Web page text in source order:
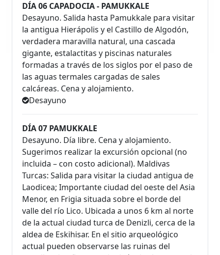
DÍA 06 CAPADOCIA - PAMUKKALE
Desayuno. Salida hasta Pamukkale para visitar
la antigua Hierápolis y el Castillo de Algodón,
verdadera maravilla natural, una cascada
gigante, estalactitas y piscinas naturales
formadas a través de los siglos por el paso de
las aguas termales cargadas de sales
calcáreas. Cena y alojamiento.
Desayuno
DÍA 07 PAMUKKALE
Desayuno. Día libre. Cena y alojamiento.
Sugerimos realizar la excursión opcional (no
incluida – con costo adicional). Maldivas
Turcas: Salida para visitar la ciudad antigua de
Laodicea; Importante ciudad del oeste del Asia
Menor, en Frigia situada sobre el borde del
valle del río Lico. Ubicada a unos 6 km al norte
de la actual ciudad turca de Denizli, cerca de la
aldea de Eskihisar. En el sitio arqueológico
actual pueden observarse las ruinas del